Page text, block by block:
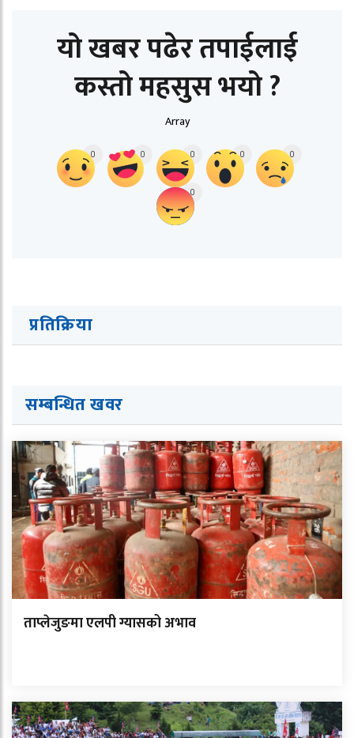
यो खबर पढेर तपाईलाई
कस्तो महसुस भयो ?
Array
0 0 0 0 0
0
प्रतिक्रिया
सम्बन्धित खवर
ताप्लेजुङमा एलपी ग्यासको अभाव